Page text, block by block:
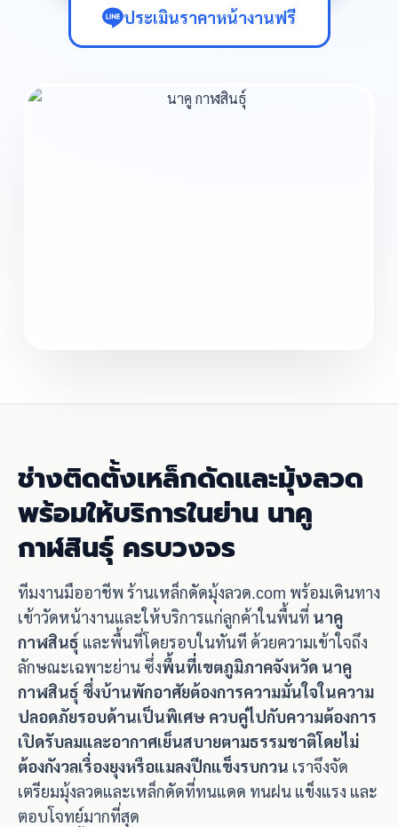
ประเมินราคาหน้างานฟรี
ช่างติดตั้งเหล็กดัดและมุ้งลวด
พร้อมให้บริการในย่าน นาคู
กาฬสินธุ์ ครบวงจร
ทีมงานมืออาชีพ ร้านเหล็กดัดมุ้งลวด.com พร้อมเดินทาง
เข้าวัดหน้างานและให้บริการแก่ลูกค้าในพื้นที่ นาคู
กาฬสินธุ์ และพื้นที่โดยรอบในทันที ด้วยความเข้าใจถึง
ลักษณะเฉพาะย่าน ซึ่งพื้นที่เขตภูมิภาคจังหวัด นาคู
กาฬสินธุ์ ซึ่งบ้านพักอาศัยต้องการความมั่นใจในความ
ปลอดภัยรอบด้านเป็นพิเศษ ควบคู่ไปกับความต้องการ
เปิดรับลมและอากาศเย็นสบายตามธรรมชาติโดยไม่
ต้องกังวลเรื่องยุงหรือแมลงปีกแข็งรบกวน เราจึงจัด
เตรียมมุ้งลวดและเหล็กดัดที่ทนแดด ทนฝน แข็งแรง และ
ตอบโจทย์มากที่สุด